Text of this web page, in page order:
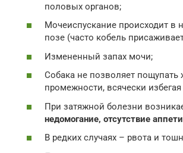
половых органов;
Мочеиспускание происходит в
позе (часто кобель
Измененный запах мочи;
Собака не позволяет пощупать
промежности, всячески
При затяжной болезни
недомогание, отсутствие
В редких случаях – рвота и